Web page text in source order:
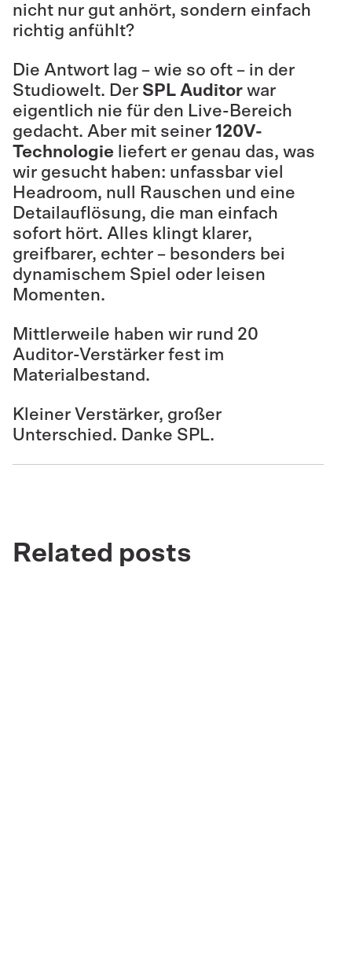
nicht nur gut anhört, sondern einfach
richtig anfühlt?
Die Antwort lag – wie so oft – in der
Studiowelt. Der SPL Auditor war
eigentlich nie für den Live-Bereich
gedacht. Aber mit seiner 120V-
Technologie liefert er genau das, was
wir gesucht haben: unfassbar viel
Headroom, null Rauschen und eine
Detailauflösung, die man einfach
sofort hört. Alles klingt klarer,
greifbarer, echter – besonders bei
dynamischem Spiel oder leisen
Momenten.
Mittlerweile haben wir rund 20
Auditor-Verstärker fest im
Materialbestand.
Kleiner Verstärker, großer
Unterschied. Danke SPL.
Related posts